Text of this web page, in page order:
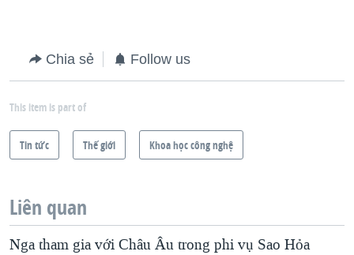
Chia sẻ Follow us
This item is part of
Tin tức Thế giới Khoa học công nghệ
Liên quan
Nga tham gia với Châu Âu trong phi vụ Sao Hỏa